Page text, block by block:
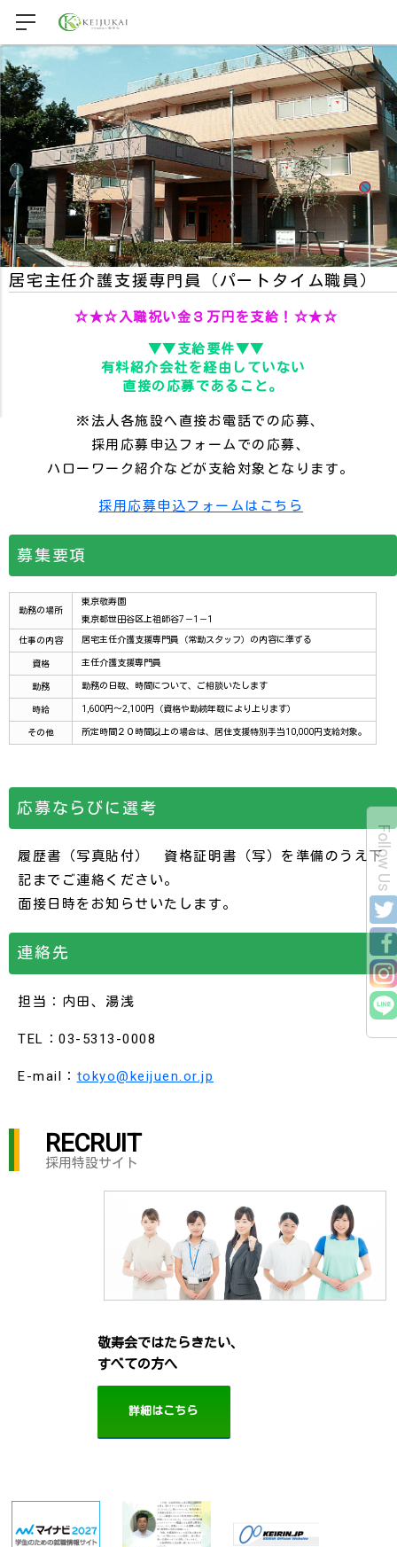
居宅主任介護支援専門員（パートタイム職員）
☆★☆入職祝い金３万円を支給！☆★☆
▼▼支給要件▼▼
有料紹介会社を経由していない
直接の応募であること。
※法人各施設へ直接お電話での応募、
採用応募申込フォームでの応募、
ハローワーク紹介などが支給対象となります。
採用応募申込フォームはこちら
募集要項
勤務の場所
東京敬寿園
東京都世田谷区上祖師谷7－1－1
仕事の内容 居宅主任介護支援専門員（常勤スタッフ）の内容に準ずる
資格 主任介護支援専門員
勤務 勤務の日数、時間について、ご相談いたします
時給 1,600円～2,100円（資格や勤続年数により上ります）
その他 所定時間２０時間以上の場合は、居住支援特別手当10,000円支給対象。
応募ならびに選考
履歴書（写真貼付） 資格証明書（写）を準備のうえ下
記までご連絡ください。
面接日時をお知らせいたします。
連絡先
担当：内田、湯浅
TEL：03-5313-0008
E-mail： tokyo@keijuen.or.jp
RECRUIT
採用特設サイト
敬寿会ではたらきたい、
すべての方へ
詳細はこちら
Follow Us